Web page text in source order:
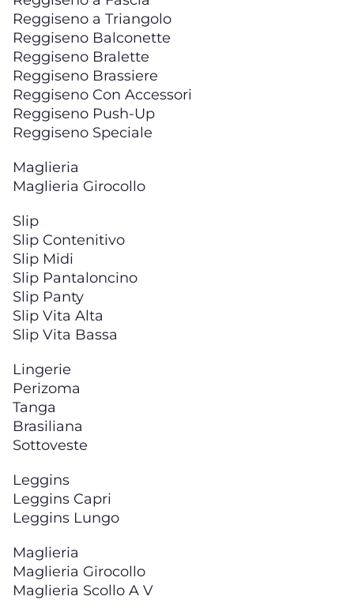
Reggiseno a Triangolo
Reggiseno Balconette
Reggiseno Bralette
Reggiseno Brassiere
Reggiseno Con Accessori
Reggiseno Push-Up
Reggiseno Speciale
Maglieria
Maglieria Girocollo
Slip
Slip Contenitivo
Slip Midi
Slip Pantaloncino
Slip Panty
Slip Vita Alta
Slip Vita Bassa
Lingerie
Perizoma
Tanga
Brasiliana
Sottoveste
Leggins
Leggins Capri
Leggins Lungo
Maglieria
Maglieria Girocollo
Maglieria Scollo A V